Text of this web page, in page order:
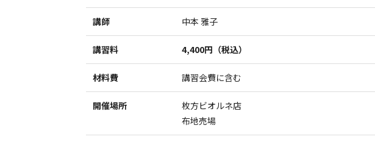
講師 中本 雅子
講習料 4,400円（税込）
材料費 講習会費に含む
開催場所
枚方ビオルネ店
布地売場